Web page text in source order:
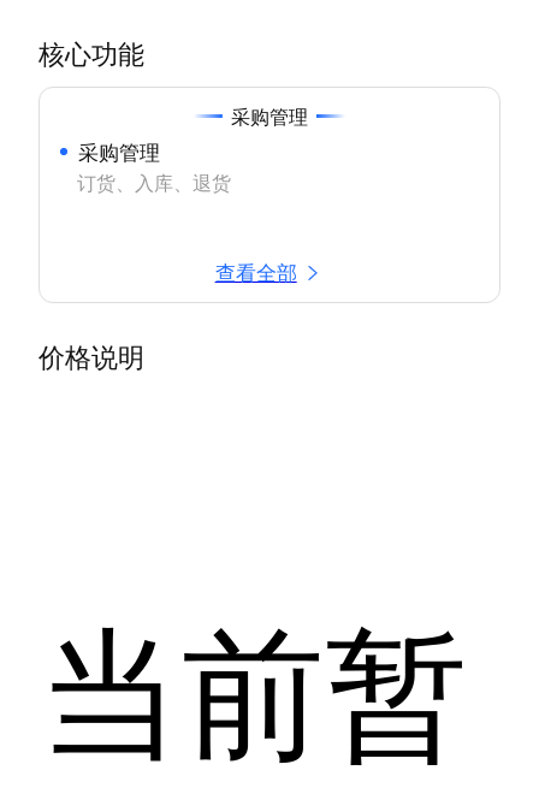
核心功能
采购管理
采购管理
订货、入库、退货
查看全部
价格说明
当前暂